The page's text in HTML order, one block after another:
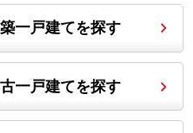
一戸建てを探す
一戸建てを探す